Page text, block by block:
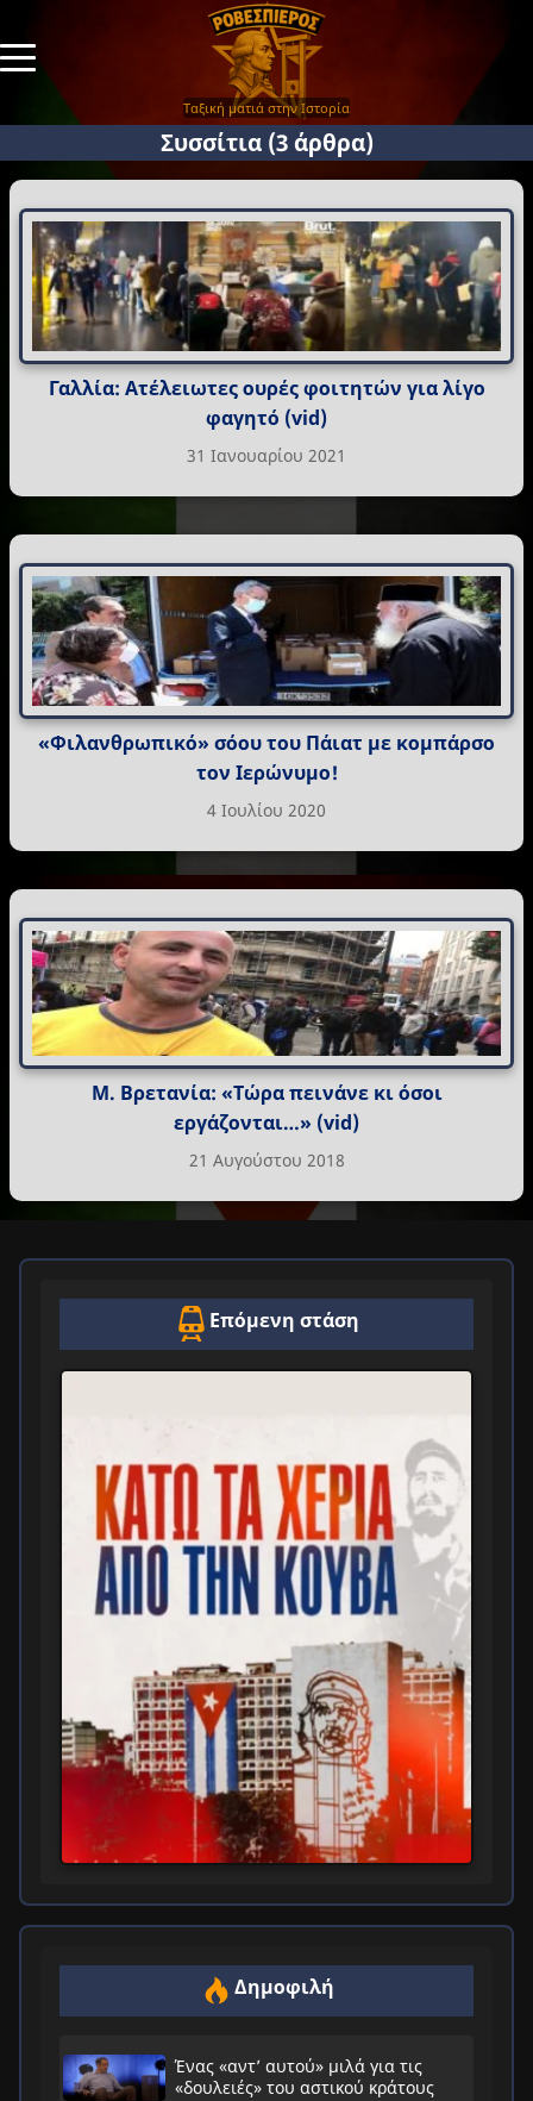
Ταξική ματιά στην Ιστορία
Συσσίτια (3 άρθρα)
Γαλλία: Ατέλειωτες ουρές φοιτητών για λίγο
φαγητό (vid)
31 Ιανουαρίου 2021
«Φιλανθρωπικό» σόου του Πάιατ με κομπάρσο
τον Ιερώνυμο!
4 Ιουλίου 2020
Μ. Βρετανία: «Τώρα πεινάνε κι όσοι
εργάζονται…» (vid)
21 Αυγούστου 2018
Επόμενη στάση
Δημοφιλή
Ένας «αντ’ αυτού» μιλά για τις
«δουλειές» του αστικού κράτους